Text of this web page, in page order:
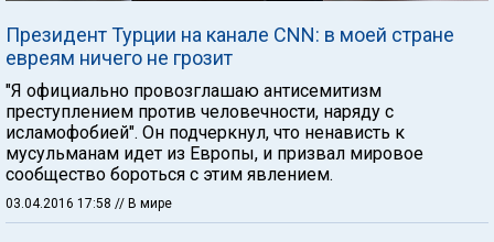
Президент Турции на канале CNN: в моей стране
евреям ничего не грозит
"Я официально провозглашаю антисемитизм
преступлением против человечности, наряду с
исламофобией". Он подчеркнул, что ненависть к
мусульманам идет из Европы, и призвал мировое
сообщество бороться с этим явлением.
03.04.2016 17:58 // В мире